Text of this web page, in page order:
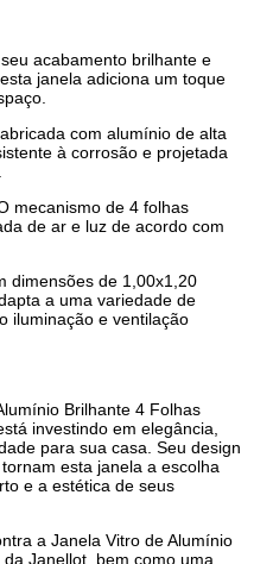
acabamento brilhante e
janela adiciona um toque
com alumínio de alta
à corrosão e projetada
mecanismo de 4 folhas
de ar e luz de acordo com
dimensões de 1,00x1,20
a uma variedade de
iluminação e ventilação
Brilhante 4 Folhas
investindo em elegância,
para sua casa. Seu design
esta janela a escolha
e a estética de seus
a Janela Vitro de Alumínio
Janellot, bem como uma